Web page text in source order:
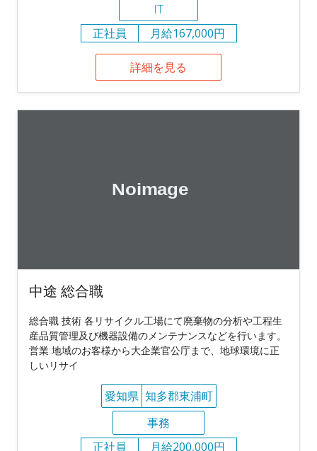
IT
正社員
月給167,000円
詳細を見る
中途 総合職
総合職 技術 各リサイクル工場にて廃棄物の分析や工程生
産品質管理及び機器設備のメンテナンスなどを行います。
営業 地域のお客様から大企業官公庁まで、地球環境に正
しいリサイ
愛知県 知多郡東浦町
事務
正社員
月給200,000円